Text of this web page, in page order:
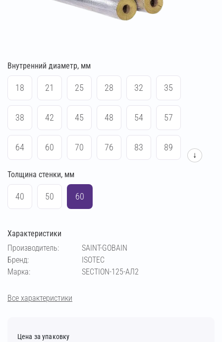
Внутренний диаметр, мм
18 21 25 28 32 35
38 42 45 48 54 57
64 60 70 76 83 89
108 114
194 219 273
↓
Толщина стенки, мм
40 50 60
Характеристики
Производитель:
SAINT-GOBAIN
Бренд:
ISOTEC
Марка:
SECTION-125-АЛ2
Все характеристики
Цена за упаковку